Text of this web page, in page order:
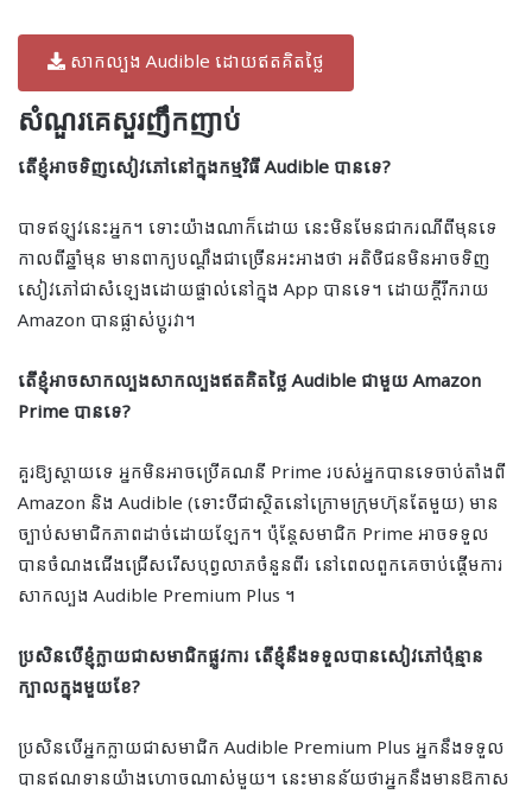
សាកល្បង Audible ដោយឥតគិតថ្លៃ
សំណួរគេសួរញឹកញាប់
តើខ្ញុំអាចទិញសៀវភៅនៅក្នុងកម្មវិធី Audible បានទេ?
បាទឥឡូវនេះអ្នក។ ទោះយ៉ាងណាក៏ដោយ នេះមិនមែនជាករណីពីមុនទេ
កាលពីឆ្នាំមុន មានពាក្យបណ្តឹងជាច្រើនអះអាងថា អតិថិជនមិនអាចទិញ
សៀវភៅជាសំឡេងដោយផ្ទាល់នៅក្នុង App បានទេ។ ដោយក្តីរីករាយ
Amazon បានផ្លាស់ប្តូរវា។
តើខ្ញុំអាចសាកល្បងសាកល្បងឥតគិតថ្លៃ Audible ជាមួយ Amazon
Prime បានទេ?
គួរឱ្យស្តាយទេ អ្នកមិនអាចប្រើគណនី Prime របស់អ្នកបានទេចាប់តាំងពី
Amazon និង Audible (ទោះបីជាស្ថិតនៅក្រោមក្រុមហ៊ុនតែមួយ) មាន
ច្បាប់សមាជិកភាពដាច់ដោយឡែក។ ប៉ុន្តែសមាជិក Prime អាចទទួល
បានចំណងជើងជ្រើសរើសបុព្វលាភចំនួនពីរ នៅពេលពួកគេចាប់ផ្តើមការ
សាកល្បង Audible Premium Plus ។
ប្រសិនបើខ្ញុំក្លាយជាសមាជិកផ្លូវការ តើខ្ញុំនឹងទទួលបានសៀវភៅប៉ុន្មាន
ក្បាលក្នុងមួយខែ?
ប្រសិនបើអ្នកក្លាយជាសមាជិក Audible Premium Plus អ្នកនឹងទទួល
បានឥណទានយ៉ាងហោចណាស់មួយ។ នេះមានន័យថាអ្នកនឹងមានឱកាស